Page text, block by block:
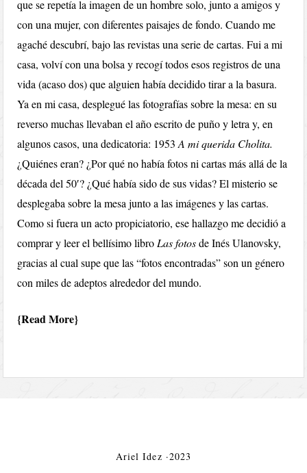
que se repetía la imagen de un hombre solo, junto a amigos y
con una mujer, con diferentes paisajes de fondo. Cuando me
agaché descubrí, bajo las revistas una serie de cartas. Fui a mi
casa, volví con una bolsa y recogí todos esos registros de una
vida (acaso dos) que alguien había decidido tirar a la basura.
Ya en mi casa, desplegué las fotografías sobre la mesa: en su
reverso muchas llevaban el año escrito de puño y letra y, en
algunos casos, una dedicatoria: 1953A mi querida Cholita.
¿Quiénes eran? ¿Por qué no había fotos ni cartas más allá de la
década del 50′? ¿Qué había sido de sus vidas? El misterio se
desplegaba sobre la mesa junto a las imágenes y las cartas.
Como si fuera un acto propiciatorio, ese hallazgo me decidió a
comprar y leer el bellísimo libroLas fotosde Inés Ulanovsky,
gracias al cual supe que las “fotos encontradas” son un género
con miles de adeptos alrededor del mundo.
Read More
Ariel Idez ·2023